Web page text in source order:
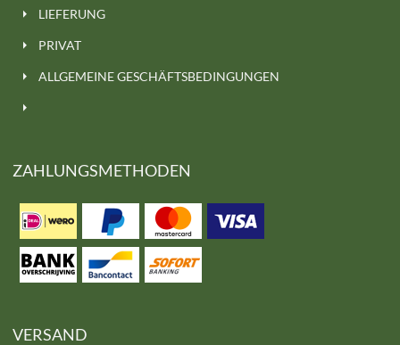
LIEFERUNG
PRIVAT
ALLGEMEINE GESCHÄFTSBEDINGUNGEN
ZAHLUNGSMETHODEN
VERSAND